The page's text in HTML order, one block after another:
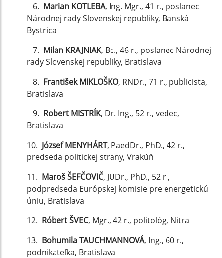
6. Marian KOTLEBA, Ing. Mgr., 41 r., poslanec
Národnej rady Slovenskej republiky, Banská
Bystrica
7. Milan KRAJNIAK, Bc., 46 r., poslanec Národnej
rady Slovenskej republiky, Bratislava
8. František MIKLOŠKO, RNDr., 71 r., publicista,
Bratislava
9. Robert MISTRÍK, Dr. Ing., 52 r., vedec,
Bratislava
10. József MENYHÁRT, PaedDr., PhD., 42 r.,
predseda politickej strany, Vrakúň
11. Maroš ŠEFČOVIČ, JUDr., PhD., 52 r.,
podpredseda Európskej komisie pre energetickú
úniu, Bratislava
12. Róbert ŠVEC, Mgr., 42 r., politológ, Nitra
13. Bohumila TAUCHMANNOVÁ, Ing., 60 r.,
podnikateľka, Bratislava